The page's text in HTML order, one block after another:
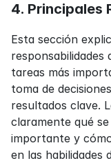
4. Principales
Esta sección
tareas más
toma de
resultados clave.
claramente qué
importante y
en las habilidades